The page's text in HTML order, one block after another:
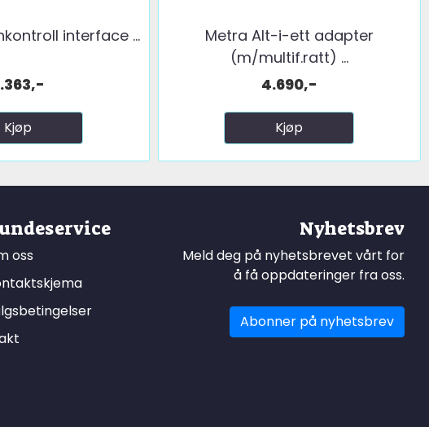
interface ...
Kjøp
Metra Alt-i-ett adapter
(m/multif.ratt) ...
4.690,-
Kjøp
oss
Nyhetsbrev
Meld deg på nyhetsbrevet vårt for
å få oppdateringer fra oss.
Abonner på nyhetsbrev